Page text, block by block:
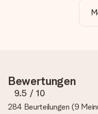
noch eines unserer
Geschenk die perfekte
Wir möchten sicherstellen,
rundum zufrieden bist.
hochwertige Fotos zu
bist, ob dein Bild die
Bewertungen
9.5 / 10
284 Beurteilungen (9